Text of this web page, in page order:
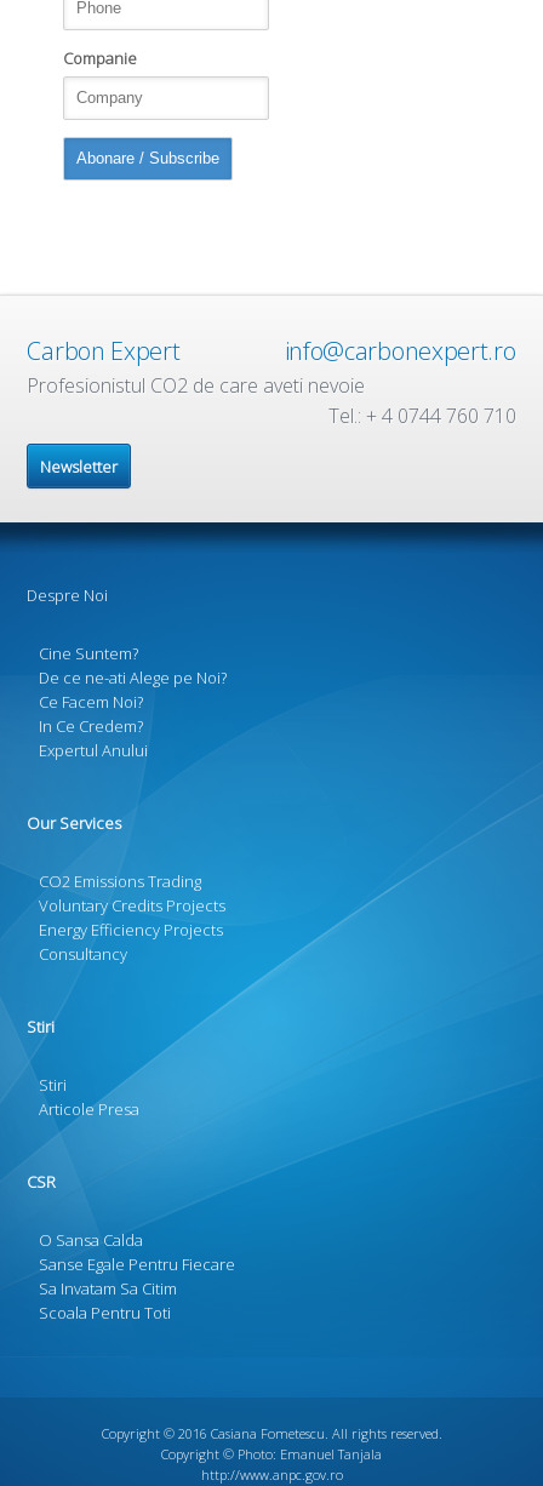
Companie
Carbon Expert info@carbonexpert.ro
Profesionistul CO2 de care aveti nevoie
Tel.: + 4 0744 760 710
Newsletter
Despre Noi
Cine Suntem?
De ce ne-ati Alege pe Noi?
Ce Facem Noi?
In Ce Credem?
Expertul Anului
Our Services
CO2 Emissions Trading
Voluntary Credits Projects
Energy Efficiency Projects
Consultancy
Stiri
Stiri
Articole Presa
CSR
O Sansa Calda
Sanse Egale Pentru Fiecare
Sa Invatam Sa Citim
Scoala Pentru Toti
Copyright © 2016 Casiana Fometescu. All rights reserved.
Copyright © Photo: Emanuel Tanjala
http://www.anpc.gov.ro